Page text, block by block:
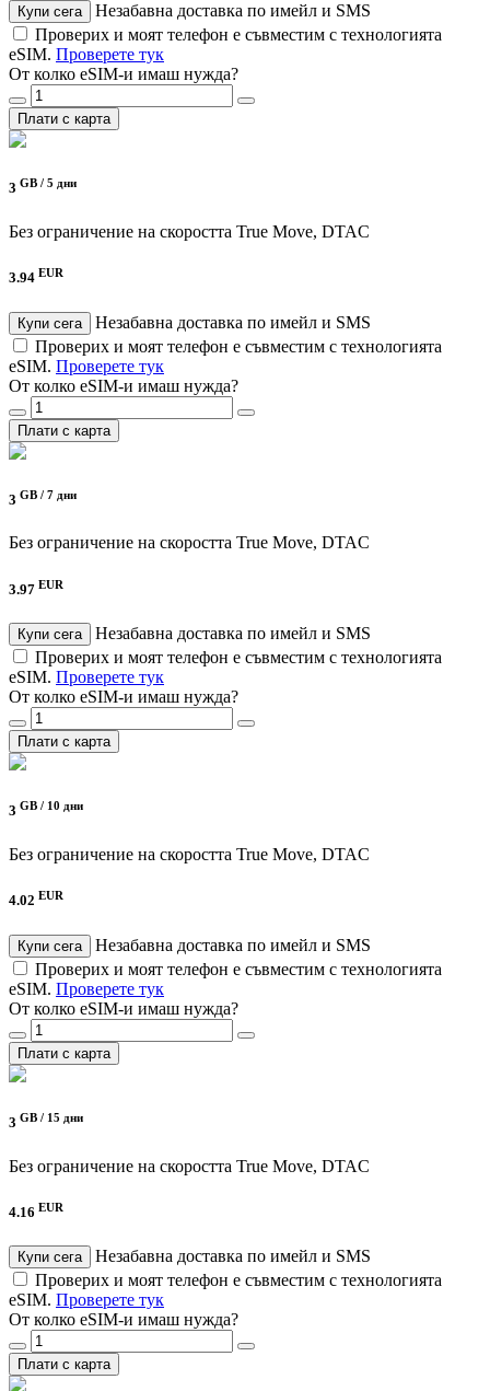
Купи сега
Незабавна доставка по имейл и SMS
Проверих и моят телефон е съвместим с технологията
eSIM. Проверете тук
От колко eSIM-и имаш нужда?
Плати с карта
3 GB / 5 дни
Без ограничение на скоростта True Move, DTAC
3.94 EUR
Купи сега
Незабавна доставка по имейл и SMS
Проверих и моят телефон е съвместим с технологията
eSIM. Проверете тук
От колко eSIM-и имаш нужда?
Плати с карта
3 GB / 7 дни
Без ограничение на скоростта True Move, DTAC
3.97 EUR
Купи сега
Незабавна доставка по имейл и SMS
Проверих и моят телефон е съвместим с технологията
eSIM. Проверете тук
От колко eSIM-и имаш нужда?
Плати с карта
3 GB / 10 дни
Без ограничение на скоростта True Move, DTAC
4.02 EUR
Купи сега
Незабавна доставка по имейл и SMS
Проверих и моят телефон е съвместим с технологията
eSIM. Проверете тук
От колко eSIM-и имаш нужда?
Плати с карта
3 GB / 15 дни
Без ограничение на скоростта True Move, DTAC
4.16 EUR
Купи сега
Незабавна доставка по имейл и SMS
Проверих и моят телефон е съвместим с технологията
eSIM. Проверете тук
От колко eSIM-и имаш нужда?
Плати с карта